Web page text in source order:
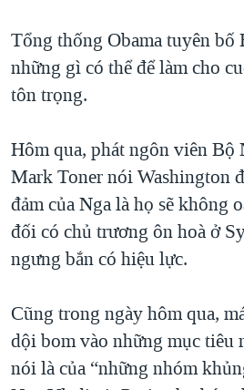
Tổng thống Obama tuyên bố
những gì có thể để làm cho
tôn trọng.
Hôm qua, phát ngôn viên
Mark Toner nói Washington
đảm của Nga là họ sẽ không
đối có chủ trương ôn hoà ở
ngưng bắn có hiệu lực.
Cũng trong ngày hôm qua,
dội bom vào những mục
nói là của “những nhóm